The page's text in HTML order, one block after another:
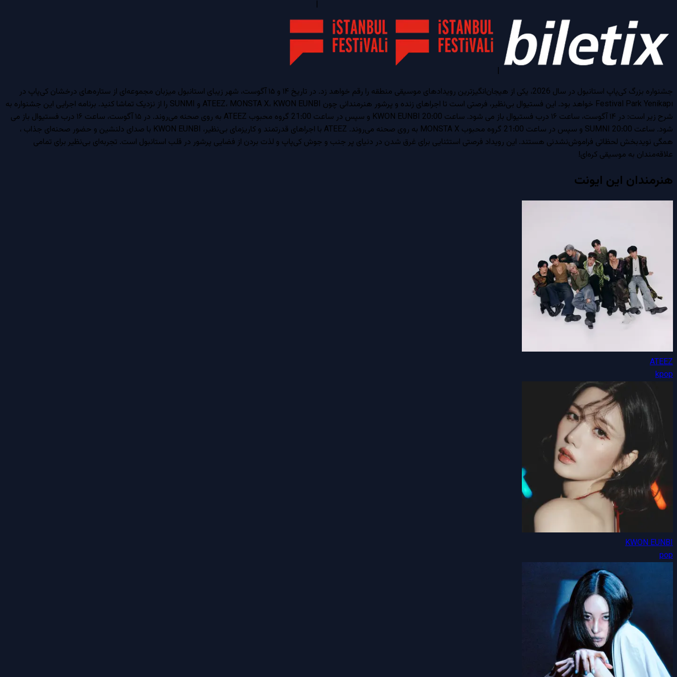
|
|
جشنواره بزرگ کی‌پاپ استانبول در سال 2026، یکی از هیجان‌انگیزترین رویدادهای موسیقی منطقه را رقم خواهد زد. در تاریخ ۱۴ و ۱۵ آگوست، شهر زیبای استانبول میزبان مجموعه‌ای از ستاره‌های درخشان کی‌پاپ در
Festival Park Yenikapı خواهد بود. این فستیوال بی‌نظیر، فرصتی است تا اجراهای زنده و پرشور هنرمندانی چون ATEEZ، MONSTA X، KWON EUNBI و SUNMI را از نزدیک تماشا کنید. برنامه اجرایی این جشنواره به
شرح زیر است: در ۱۴ آگوست، ساعت ۱۶ درب فستیوال باز می شود. ساعت 20:00 KWON EUNBI و سپس در ساعت 21:00 گروه محبوب ATEEZ به روی صحنه می‌روند. در ۱۵ آگوست، ساعت ۱۶ درب فستیوال باز می
شود. ساعت 20:00 SUMNI و سپس در ساعت 21:00 گروه محبوب MONSTA X به روی صحنه می‌روند. ATEEZ با اجراهای قدرتمند و کاریزمای بی‌نظیر، KWON EUNBI با صدای دلنشین و حضور صحنه‌ای جذاب ،
همگی نویدبخش لحظاتی فراموش‌نشدنی هستند. این رویداد فرصتی استثنایی برای غرق شدن در دنیای پر جنب و جوش کی‌پاپ و لذت بردن از فضایی پرشور در قلب استانبول است. تجربه‌ای بی‌نظیر برای تمامی
علاقه‌مندان به موسیقی کره‌ای!
هنرمندان این ایونت
ATEEZ
kpop
KWON EUNBI
pop